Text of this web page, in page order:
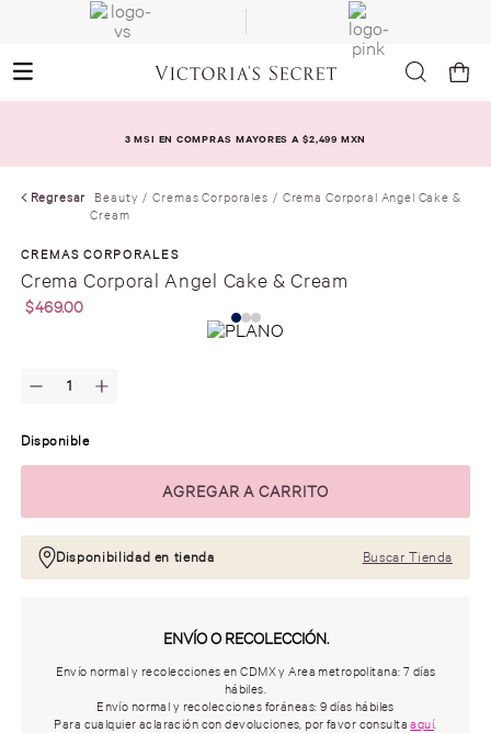
3 MSI EN COMPRAS MAYORES A $2,499 MXN
Regresar Beauty Cremas Corporales
Crema Corporal Angel Cake &
Cream
CREMAS CORPORALES
Crema Corporal Angel Cake & Cream
$469.00
Disponible
Disponibilidad en tienda Buscar Tienda
ENVÍO O RECOLECCIÓN.
Envío normal y recolecciones en CDMX y Area metropolitana: 7 días
hábiles.
Envío normal y recolecciones foráneas: 9 días hábiles
Para cualquier aclaración con devoluciones, por favor consultaaquí.